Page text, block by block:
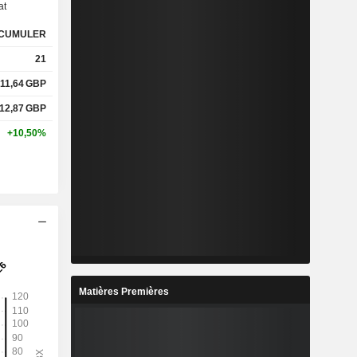
5,12%
29,59%
21
11,64GBP
12,87GBP
+10,50%
Matières Premières